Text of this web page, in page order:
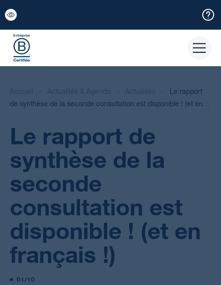
Le rapport
de synthèse de la seconde consultation est disponible ! (et en…
Le rapport de
synthèse de la
seconde
consultation est
disponible ! (et en
français !)
01/10